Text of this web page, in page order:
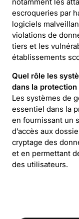
notamment les
escroqueries par
logiciels
violations de
tiers et les
établissements
Quel rôle les
dans la
Les systèmes de
essentiel dans la
en fournissant un
d’accès aux
cryptage des
et en permettant
des utilisateurs.